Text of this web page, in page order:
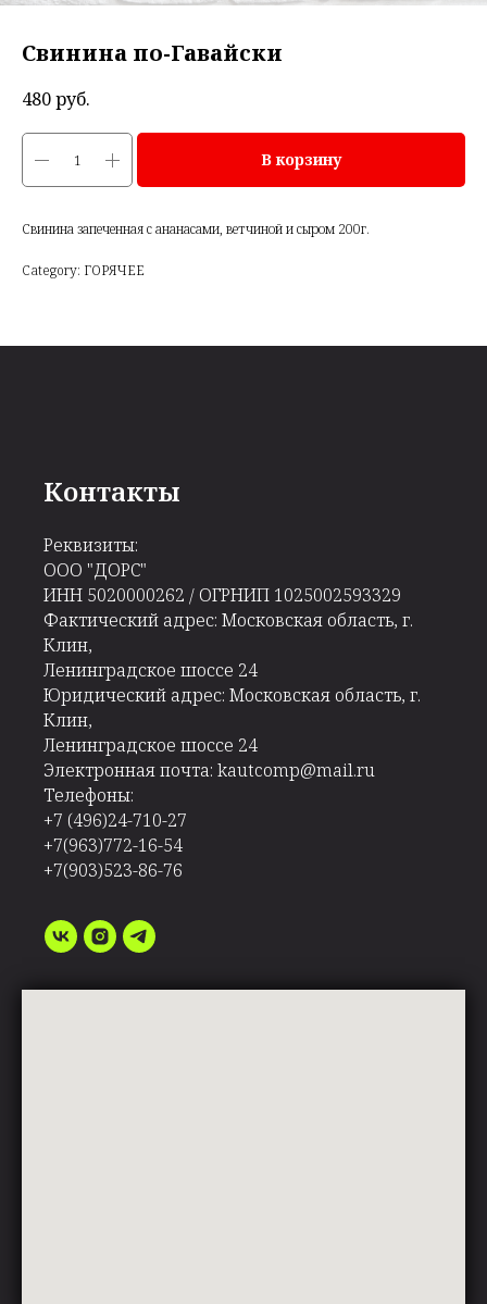
Свинина по-Гавайски
480руб.
В корзину
Свинина запеченная с ананасами, ветчиной и сыром 200г.
Category: ГОРЯЧЕЕ
Контакты
Реквизиты:
ООО "ДОРС"
ИНН 5020000262 / ОГРНИП 1025002593329
Фактический адрес: Московская область, г.
Клин,
Ленинградское шоссе 24
Юридический адрес: Московская область, г.
Клин,
Ленинградское шоссе 24
Электронная почта: kautcomp@mail.ru
Телефоны:
+7 (496)24-710-27
+7(963)772-16-54
+7(903)523-86-76